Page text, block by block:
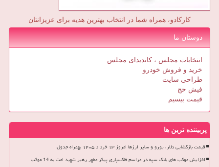
کارکادو، همراه شما در انتخاب بهترین هدیه برای عزیزانتان
دوستان ما
انتخابات مجلس ، کاندیدای مجلس
خرید و فروش خودرو
طراحی سایت
فیش حج
قیمت بیسیم
پربیننده ترین ها
قیمت بازگشایی دلار، یورو و سایر ارزها امروز ۱۳ خرداد ۱۴۰۵ بهمراه جدول
افزایش موکب های بانک سپه در مراسم خاکسپاری پیکر مطهر رهبر شهید امت به 14 موکب